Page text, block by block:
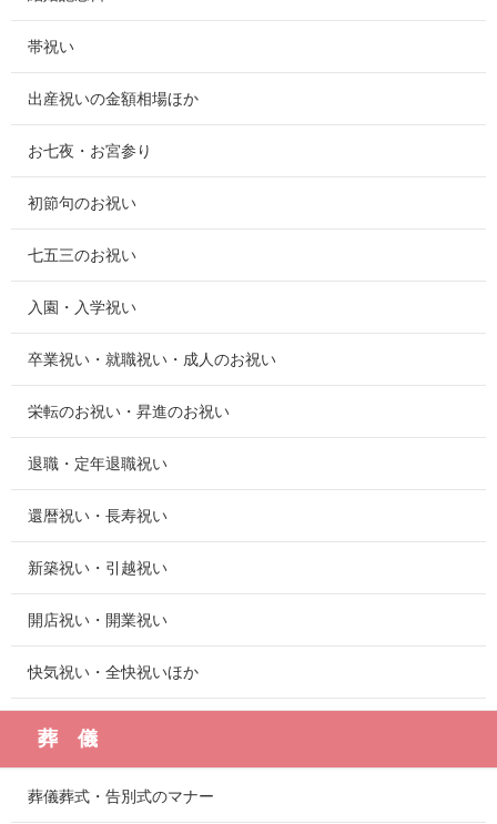
帯祝い
出産祝いの金額相場ほか
お七夜・お宮参り
初節句のお祝い
七五三のお祝い
入園・入学祝い
卒業祝い・就職祝い・成人のお祝い
栄転のお祝い・昇進のお祝い
退職・定年退職祝い
還暦祝い・長寿祝い
新築祝い・引越祝い
開店祝い・開業祝い
快気祝い・全快祝いほか
葬 儀
葬儀葬式・告別式のマナー